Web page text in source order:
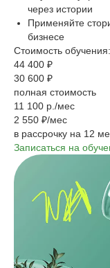
через истории
Применяйте
бизнесе
Стоимость обучения:
44 400 ₽
30 600 ₽
полная стоимость
11 100 р./мес
2 550 ₽/мес
в рассрочку на 12
Записаться на